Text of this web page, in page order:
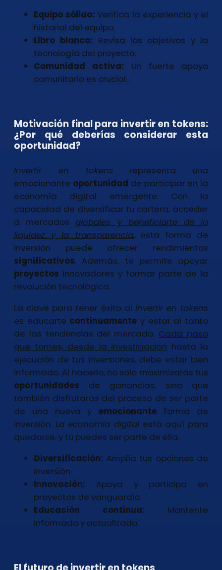
Equipo sólido: Verifica la experiencia y el
historial del equipo.
Libro blanco: Revisa los objetivos y la
tecnología del proyecto.
Comunidad activa: Un fuerte apoyo
comunitario es crucial.
Motivación final para invertir en tokens:
¿Por qué deberías considerar esta
oportunidad?
Invertir en tokens representa una
emocionante oportunidad de participar en la
economía digital emergente. Con la
capacidad de diversificar tu cartera, acceder
a mercadosglobales y beneficiarte de la
liquidez y la transparencia, esta forma de
inversión puede ofrecer rendimientos
significativos. Además, te permite apoyar
proyectos innovadores y formar parte de la
revolución tecnológica.
La clave para tener éxito al invertir en tokens
es educarte continuamente y estar al tanto
de las tendencias del mercado. Cada paso
que tomes, desde la investigación hasta la
ejecución de tus inversiones, debe estar bien
informado. Al hacerlo, no solo maximizarás tus
oportunidades de ganancias, sino que
también disfrutarás del proceso de ser parte
de una nueva yemocionante forma de
inversión. La economía digital está aquí para
quedarse, y tú puedes ser parte de ella.
Diversificación: Amplía tus opciones de
inversión.
Innovación: Apoya y participa en
proyectos de vanguardia.
Educación continua: Mantente
informado y actualizado.